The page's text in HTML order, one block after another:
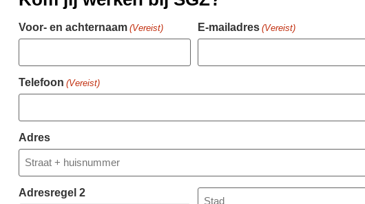
Voor- en achternaam (Vereist) E-mailadres (Vereist)
Telefoon (Vereist)
Adres
Adresregel 2